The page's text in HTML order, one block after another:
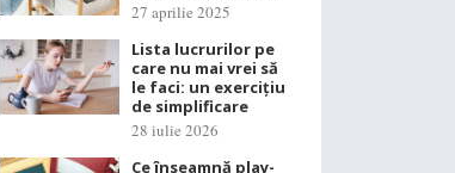
27 aprilie 2025
Lista lucrurilor pe
care nu mai vrei să
le faci: un exercițiu
de simplificare
28 iulie 2026
Ce înseamnă play-